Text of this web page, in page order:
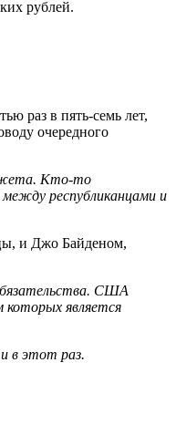
рублей.
раз в пять-семь лет,
очередного
Кто-то
республиканцами и
и Джо Байденом,
США
является
в этот раз.